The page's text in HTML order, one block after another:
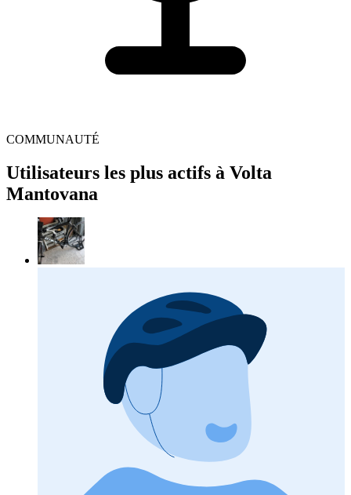
COMMUNAUTÉ
Utilisateurs les plus actifs à Volta
Mantovana